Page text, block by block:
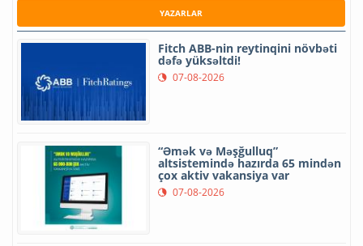
YAZARLAR
Fitch ABB-nin reytinqini növbəti
dəfə yüksəltdi!
07-08-2026
“Əmək və Məşğulluq”
altsistemində hazırda 65 mindən
çox aktiv vakansiya var
07-08-2026